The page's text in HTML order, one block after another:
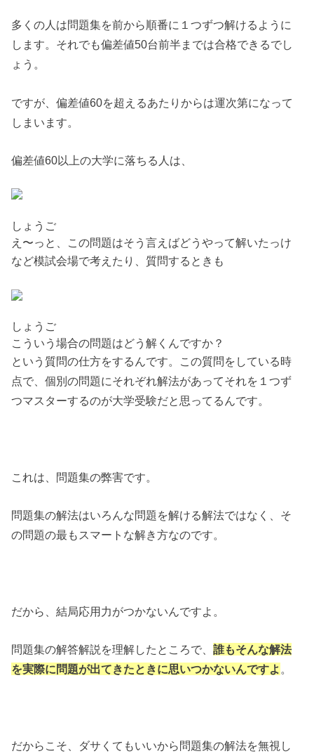
多くの人は問題集を前から順番に１つずつ解けるように
します。それでも偏差値50台前半までは合格できるでし
ょう。
ですが、偏差値60を超えるあたりからは運次第になって
しまいます。
偏差値60以上の大学に落ちる人は、
しょうご
え〜っと、この問題はそう言えばどうやって解いたっけ
など模試会場で考えたり、質問するときも
しょうご
こういう場合の問題はどう解くんですか？
という質問の仕方をするんです。この質問をしている時
点で、個別の問題にそれぞれ解法があってそれを１つず
つマスターするのが大学受験だと思ってるんです。
これは、問題集の弊害です。
問題集の解法はいろんな問題を解ける解法ではなく、そ
の問題の最もスマートな解き方なのです。
だから、結局応用力がつかないんですよ。
問題集の解答解説を理解したところで、誰もそんな解法
を実際に問題が出てきたときに思いつかないんですよ 。
だからこそ、ダサくてもいいから問題集の解法を無視し